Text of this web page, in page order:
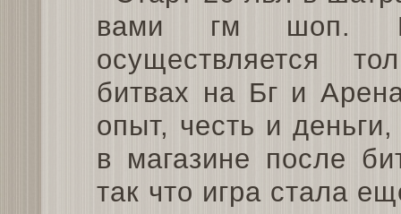
вами гм шоп.
осуществляется
битвах на Бг и
опыт, честь и
в магазине после
так что игра стала